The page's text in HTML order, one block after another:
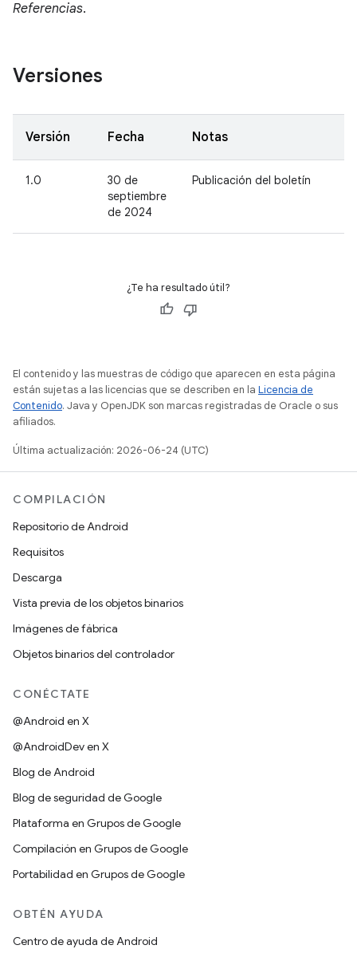
Referencias.
Versiones
Versión Fecha Notas
1.0
30 de
septiembre
de 2024
Publicación del boletín
¿Te ha resultado útil?
El contenido y las muestras de código que aparecen en esta página
están sujetas a las licencias que se describen en la Licencia de
Contenido. Java y OpenJDK son marcas registradas de Oracle o sus
afiliados.
Última actualización: 2026-06-24 (UTC)
COMPILACIÓN
Repositorio de Android
Requisitos
Descarga
Vista previa de los objetos binarios
Imágenes de fábrica
Objetos binarios del controlador
CONÉCTATE
@Android en X
@AndroidDev en X
Blog de Android
Blog de seguridad de Google
Plataforma en Grupos de Google
Compilación en Grupos de Google
Portabilidad en Grupos de Google
OBTÉN AYUDA
Centro de ayuda de Android